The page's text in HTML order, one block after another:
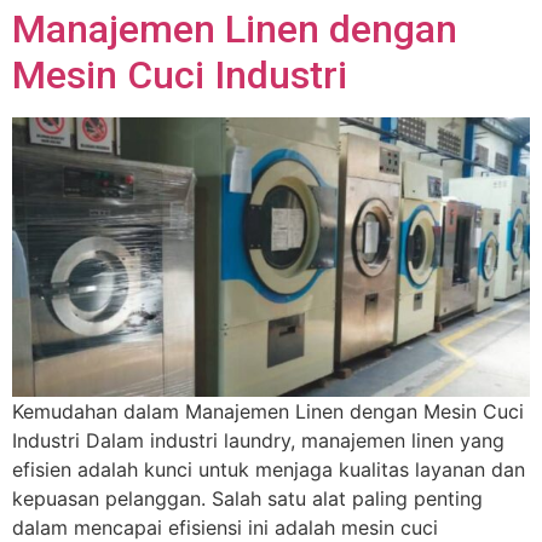
Manajemen Linen dengan
Mesin Cuci Industri
Kemudahan dalam Manajemen Linen dengan Mesin Cuci
Industri Dalam industri laundry, manajemen linen yang
efisien adalah kunci untuk menjaga kualitas layanan dan
kepuasan pelanggan. Salah satu alat paling penting
dalam mencapai efisiensi ini adalah mesin cuci